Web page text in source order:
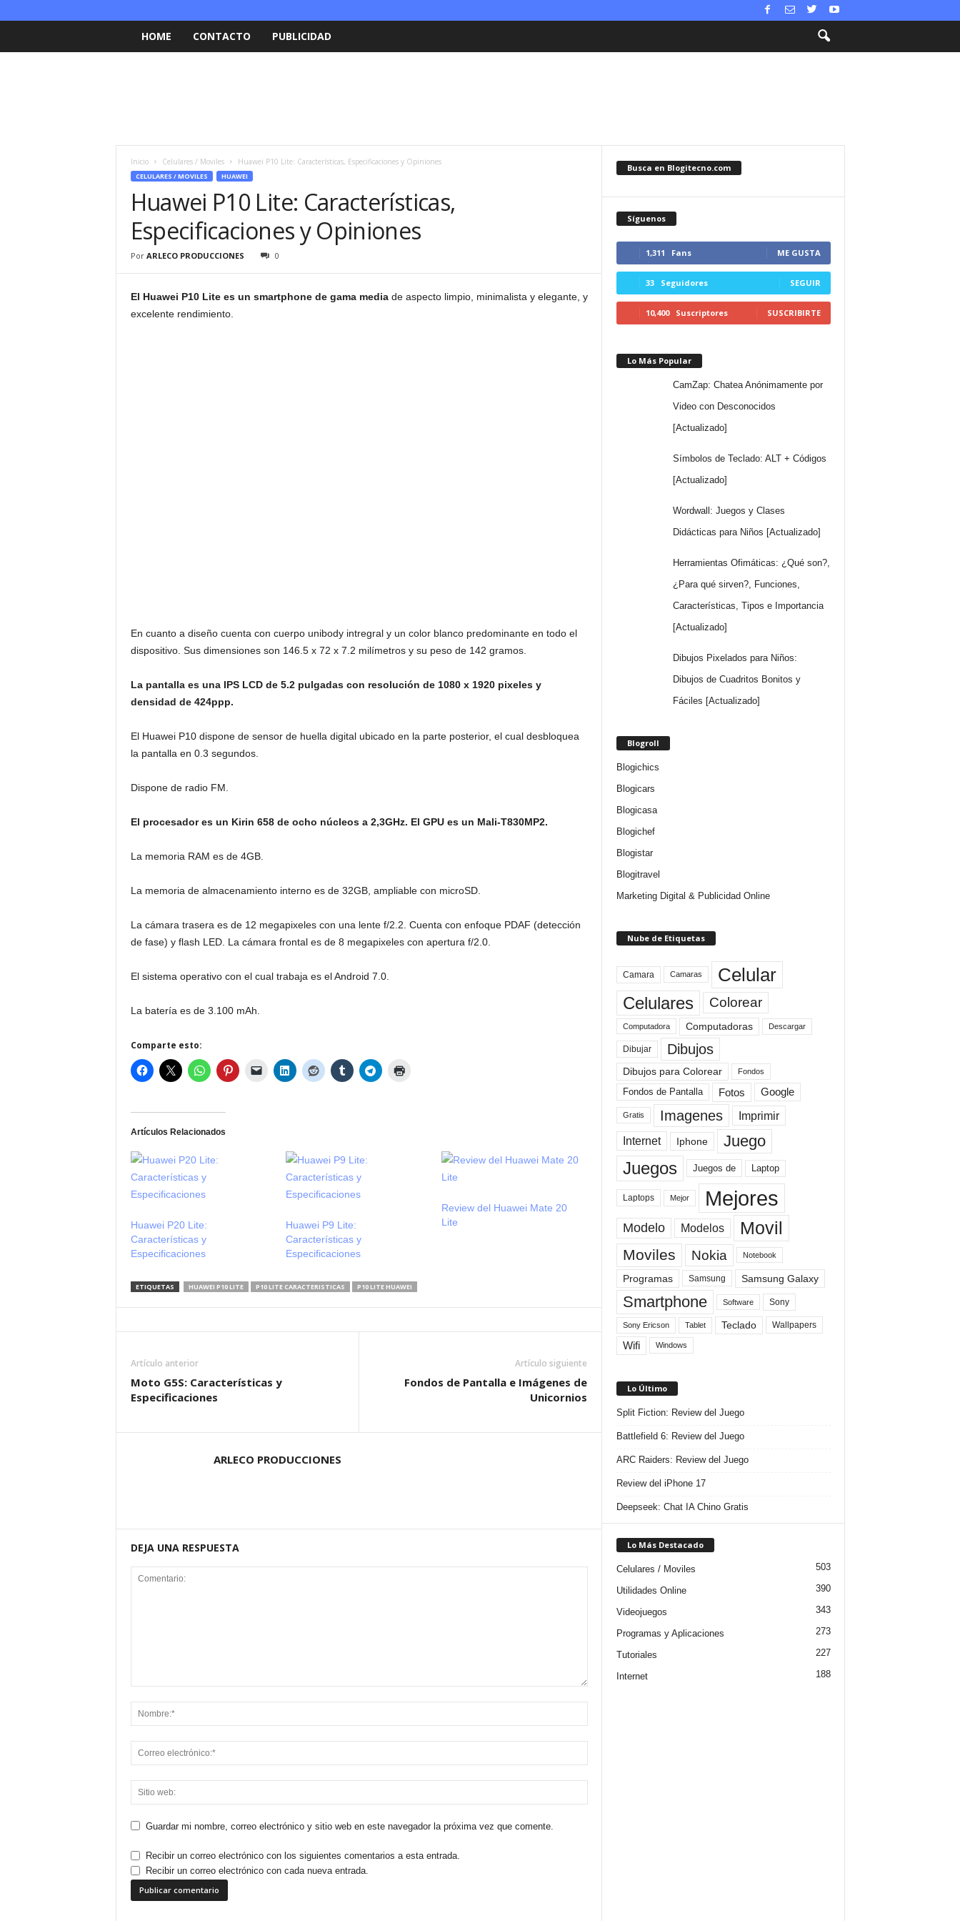
HOME CONTACTO PUBLICIDAD
Inicio Celulares / Moviles Huawei P10 Lite: Características, Especificaciones y Opiniones
CELULARES / MOVILES HUAWEI
Huawei P10 Lite: Características,
Especificaciones y Opiniones
Por ARLECO PRODUCCIONES 0
El Huawei P10 Lite es un smartphone de gama mediade aspecto limpio, minimalista y elegante, y
excelente rendimiento.
En cuanto a diseño cuenta con cuerpo unibody intregral y un color blanco predominante en todo el
dispositivo. Sus dimensiones son 146.5 x 72 x 7.2 milímetros y su peso de 142 gramos.
La pantalla es una IPS LCD de 5.2 pulgadas con resolución de 1080 x 1920 pixeles y
densidad de 424ppp.
El Huawei P10 dispone de sensor de huella digital ubicado en la parte posterior, el cual desbloquea
la pantalla en 0.3 segundos.
Dispone de radio FM.
El procesador es un Kirin 658 de ocho núcleos a 2,3GHz. El GPU es un Mali-T830MP2.
La memoria RAM es de 4GB.
La memoria de almacenamiento interno es de 32GB, ampliable con microSD.
La cámara trasera es de 12 megapixeles con una lente f/2.2. Cuenta con enfoque PDAF (detección
de fase) y flash LED. La cámara frontal es de 8 megapixeles con apertura f/2.0.
El sistema operativo con el cual trabaja es el Android 7.0.
La batería es de 3.100 mAh.
Comparte esto:
Artículos Relacionados
Huawei P20 Lite:
Características y
Especificaciones
Huawei P9 Lite:
Características y
Especificaciones
Review del Huawei Mate 20
Lite
ETIQUETAS HUAWEI P10 LITE P10 LITE CARACTERISTICAS P10 LITE HUAWEI
Artículo anterior
Moto G5S: Características y
Especificaciones
Artículo siguiente
Fondos de Pantalla e Imágenes de
Unicornios
ARLECO PRODUCCIONES
DEJA UNA RESPUESTA
Guardar mi nombre, correo electrónico y sitio web en este navegador la próxima vez que comente.
Recibir un correo electrónico con los siguientes comentarios a esta entrada.
Recibir un correo electrónico con cada nueva entrada.
Busca en Blogitecno.com
Síguenos
1,311 Fans ME GUSTA
33 Seguidores SEGUIR
10,400 Suscriptores SUSCRIBIRTE
Lo Más Popular
CamZap: Chatea Anónimamente por
Video con Desconocidos
[Actualizado]
Símbolos de Teclado: ALT + Códigos
[Actualizado]
Wordwall: Juegos y Clases
Didácticas para Niños [Actualizado]
Herramientas Ofimáticas: ¿Qué son?,
¿Para qué sirven?, Funciones,
Características, Tipos e Importancia
[Actualizado]
Dibujos Pixelados para Niños:
Dibujos de Cuadritos Bonitos y
Fáciles [Actualizado]
Blogroll
Blogichics
Blogicars
Blogicasa
Blogichef
Blogistar
Blogitravel
Marketing Digital & Publicidad Online
Nube de Etiquetas
Camara Camaras Celular
Celulares Colorear
Computadora Computadoras Descargar
Dibujar Dibujos
Dibujos para Colorear Fondos
Fondos de Pantalla Fotos Google
Gratis Imagenes Imprimir
Internet Iphone Juego
Juegos Juegos de Laptop
Laptops Mejor Mejores
Modelo Modelos Movil
Moviles Nokia Notebook
Programas Samsung Samsung Galaxy
Smartphone Software Sony
Sony Ericson Tablet Teclado Wallpapers
Wifi Windows
Lo Último
Split Fiction: Review del Juego
Battlefield 6: Review del Juego
ARC Raiders: Review del Juego
Review del iPhone 17
Deepseek: Chat IA Chino Gratis
Lo Más Destacado
Celulares / Moviles 503
Utilidades Online 390
Videojuegos 343
Programas y Aplicaciones 273
Tutoriales 227
Internet 188